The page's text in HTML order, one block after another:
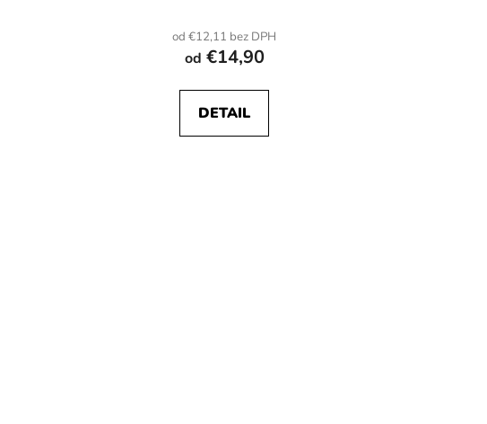
od €12,11 bez DPH
od €14,90
DETAIL